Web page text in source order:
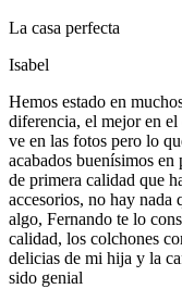
La casa perfecta
Isabel
Hemos estado en
diferencia, el mejor en el
ve en las fotos pero lo
acabados buenísimos
de primera calidad que
accesorios, no hay nada
algo, Fernando te lo
calidad, los colchones
delicias de mi hija y la
sido genial